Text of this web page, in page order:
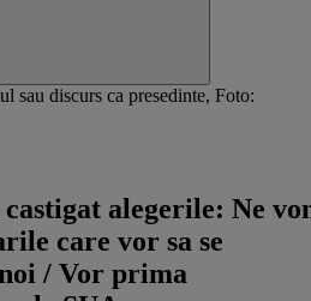
sau discurs ca presedinte, Foto:
alegerile: Ne
care vor sa se
/ Vor prima